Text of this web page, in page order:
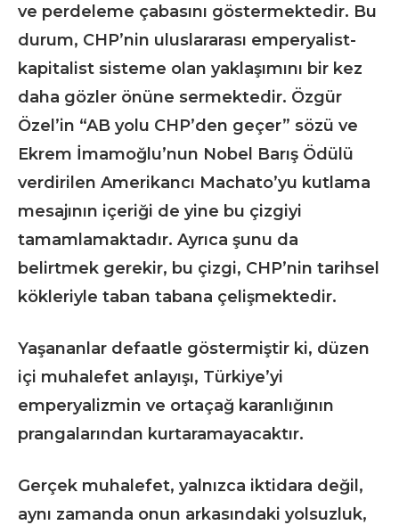
ve perdeleme çabasını göstermektedir. Bu
durum, CHP’nin uluslararası emperyalist-
kapitalist sisteme olan yaklaşımını bir kez
daha gözler önüne sermektedir. Özgür
Özel’in “AB yolu CHP’den geçer” sözü ve
Ekrem İmamoğlu’nun Nobel Barış Ödülü
verdirilen Amerikancı Machato’yu kutlama
mesajının içeriği de yine bu çizgiyi
tamamlamaktadır. Ayrıca şunu da
belirtmek gerekir, bu çizgi, CHP’nin tarihsel
kökleriyle taban tabana çelişmektedir.
Yaşananlar defaatle göstermiştir ki, düzen
içi muhalefet anlayışı, Türkiye’yi
emperyalizmin ve ortaçağ karanlığının
prangalarından kurtaramayacaktır.
Gerçek muhalefet, yalnızca iktidara değil,
aynı zamanda onun arkasındaki yolsuzluk,